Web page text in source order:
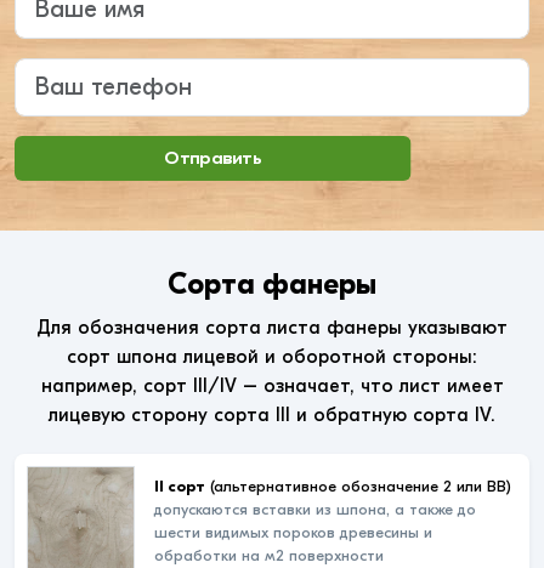
Ваш телефон
Отправить
Сорта фанеры
Для обозначения сорта листа фанеры указывают
сорт шпона лицевой и оборотной стороны:
например, сорт III/IV – означает, что лист имеет
лицевую сторону сорта III и обратную сорта IV.
II сорт (альтернативное обозначение 2 или ВВ)
допускаются вставки из шпона, а также до
шести видимых пороков древесины и
обработки на м2 поверхности